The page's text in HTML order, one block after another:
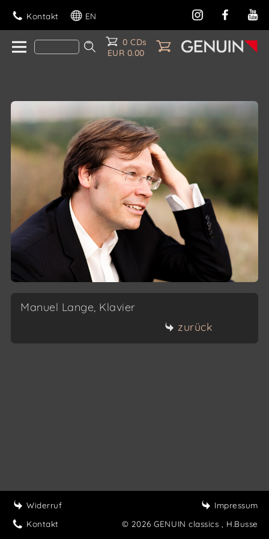
Kontakt EN
0 CDs
EUR 0.00
Manuel Lange, Klavier
zurück
Widerruf
Kontakt
Impressum
© 2026 GENUIN classics
, H.Busse